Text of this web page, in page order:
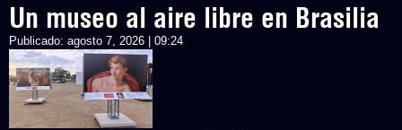
Un museo al aire libre en Brasilia
Publicado: agosto 7, 2026 | 09:24